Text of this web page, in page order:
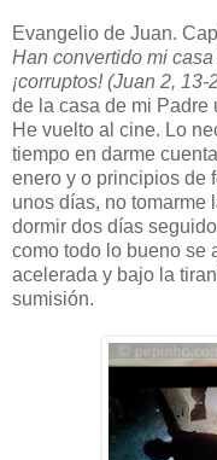
Evangelio de Juan.
Han convertido mi
¡corruptos! (Juan 2, 13-
de la casa de mi Padre
He vuelto al cine. Lo
tiempo en darme
enero y o principios de
unos días, no tomarme
dormir dos días
como todo lo bueno se
acelerada y bajo la
sumisión.